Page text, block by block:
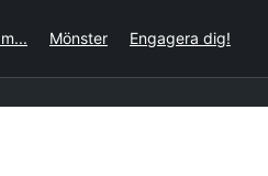
Mönster Engagera dig!